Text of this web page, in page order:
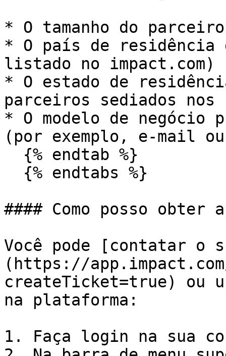
* O tamanho do parceiro
* O país de residência
listado no impact.com)
* O estado de
parceiros sediados nos
* O modelo de negócio
(por exemplo, e-mail
#### Como posso obter
Você pode [contatar o
(https://
createTicket=true) ou
na plataforma:
1. Faça login na sua